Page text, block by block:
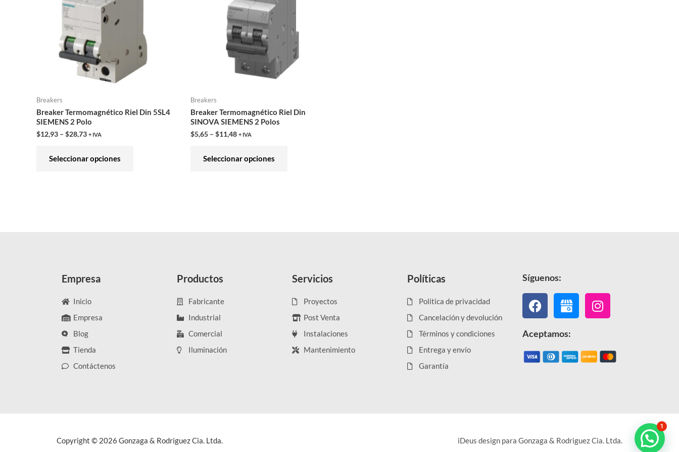
Breakers
Breaker Termomagnético Riel Din 5SL4
SIEMENS 2 Polo
$12,93 – $28,73 + IVA
Seleccionar opciones
opciones
se
pueden
elegir
página
Breakers
Breaker Termomagnético Riel Din
SINOVA SIEMENS 2 Polos
$5,65 – $11,48 + IVA
Seleccionar opciones
opciones
se
pueden
página
Empresa
Inicio
Empresa
Blog
Tienda
Contáctenos
Productos
Fabricante
Industrial
Comercial
Iluminación
Servicios
Proyectos
Post Venta
Instalaciones
Mantenimiento
Políticas
Politica de privacidad
Cancelación y devolución
Términos y condiciones
Entrega y envío
Garantía
Síguenos:
Facebook Instagram
Aceptamos:
Copyright © 2026 Gonzaga & Rodriguez Cia. Ltda. iDeus design para Gonzaga & Rodriguez Cia. Ltda.
1